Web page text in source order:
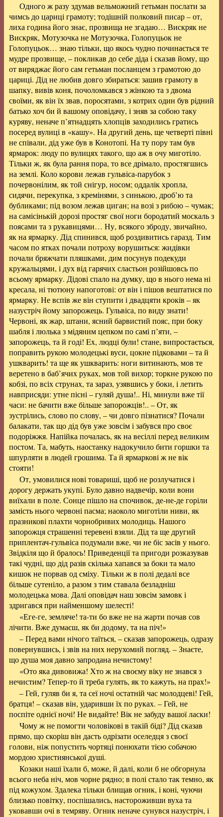
Одного ж разу здумав вельможний гетьман послати за
чимсь до цариці грамоту; тодішній полковий писар – от,
лиха година його знає, прозвища не згадаю… Вискряк не
Вискряк, Мотузочка не Мотузочка, Голопуцьок не
Голопуцьок… знаю тільки, що якось чудно починається те
мудре прозвище, – покликав до себе діда і сказав йому, що
от виряджає його сам гетьман посланцем з грамотою до
цариці. Дід не любив довго збираться: зашив грамоту в
шапку, вивів коня, почоломкався з жінкою та з двома
своїми, як він їх звав, поросятами, з котрих один був рідний
батько хоч би й вашому оповідачу, і зняв за собою таку
куряву, неначе п’ятнадцять хлопців заходились гратись
посеред вулиці в «кашу». На другий день, ще четверті півні
не співали, дід уже був в Конотопі. На ту пору там був
ярмарок: люду по вулицях такого, що аж в очу миготіло.
Тільки ж, як була рання пора, то все дрімало, простягшись
на землі. Коло корови лежав гульвіса-парубок з
почервонілим, як той снігур, носом; оддалік хропла,
сидячи, перекупка, з кремінями, з синькою, дроб’ю та
бубликами; під возом лежав циган; на возі з рибою – чумак;
на самісінькій дорозі простяг свої ноги бородатий москаль з
поясами та з рукавицями… Ну, всякого зброду, звичайно,
як на ярмарку. Дід спинився, щоб роздивитись гаразд. Тим
часом по ятках почали потроху ворушиться: жидівки
почали бряжчати пляшками, дим посунув подекуди
кружальцями, і дух від гарячих сластьон розійшовсь по
всьому ярмарку. Дідові спало на думку, що в нього нема ні
кресала, ні тютюну напоготові: от він і пішов вештатися по
ярмарку. Не вспів же він ступити і двадцяти кроків – як
назустріч йому запорожець. Гульвіса, по виду знати!
Червоні, як жар, штани, ясний барвистий пояс, при боку
шабля і люлька з мідяним цепком по самі п’яти, –
запорожець, та й годі! Ex, людці були! стане, випростається,
поправить рукою молодецькі вуси, цокне підковами – та й
ушкварить! та ще як ушкварить: ноги витинають, мов те
веретено в баб’ячих руках, мов той вихор; торкне рукою по
кобзі, по всіх струнах, та зараз, узявшись у боки, і летить
навприсяди: утне пісні – гуляй душа!.. Ні, минули вже тії
часи: не бачити вже більше запорожців!.. – От, як
зустрілись, слово по слову, – чи довго пізнатися? Почали
балакати, так що дід був уже зовсім і забувся про своє
подоріжжя. Напійка почалась, як на весіллі перед великим
постом. Та, мабуть, наостанку надокучило бити горшки та
шпурляти в людей грошима. Та й ярмаркові ж не вік
стояти!
От, умовилися нові товариші, щоб не розлучатися і
дорогу держать укупі. Було давно надвечір, коли вони
виїхали в поле. Сонце пішло на спочивок, де-не-де горіли
замість нього червоні пасма; наоколо миготіли ниви, як
празникові плахти чорнобривих молодиць. Нашого
запорожця страшенні теревені взяли. Дід та ще другий
приплентач-гульвіса подумали вже, чи не біс засів у нього.
Звідкіля що й бралось! Приведенції та пригоди розказував
такі чудні, що дід разів скілька хапався за боки та мало
кишок не порвав од сміху. Тільки ж в полі дедалі все
більше сутеніло, а разом з тим ставала безладніш
молодецька мова. Далі оповідач наш зовсім замовк і
здригався при найменшому шелесті!
«Еге-ге, земляче! та-ти бо вже не на жарти почав сов
лічити. Вже думаєш, як би додому, та на піч!»
– Перед вами нічого таїться, – сказав запорожець, одразу
повернувшись, і звів на них нерухомий погляд. – Знаєте,
що душа моя давно запродана нечистому!
«Ото яка дивовижа! Хто ж на своєму віку не знався з
нечистим? Тепер-то й треба гулять, як то кажуть, на прах!»
– Гей, гуляв би я, та сеї ночі остатній час молодцеві! Гей,
братця! – сказав він, ударивши їх по руках. – Гей, не
поспіте однієї ночі! Не видайте! Вік не забуду вашої ласки!
Чому ж не помогти чоловікові в такій біді? Дід сказав
прямо, що скоріш він дасть одрізати оселедця з своєї
голови, ніж попустить чортяці понюхати тією собачою
мордою християнської душі.
Козаки наші їхали б, може, й далі, коли б не обгорнула
всього неба ніч, мов чорне рядно; в полі стало так темно, як
під кожухом. Здалека тільки блищав огник, і коні, чуючи
близько повітку, поспішались, настороживши вуха та
уковавши очі в темряву. Огник неначе сунувся назустріч, і